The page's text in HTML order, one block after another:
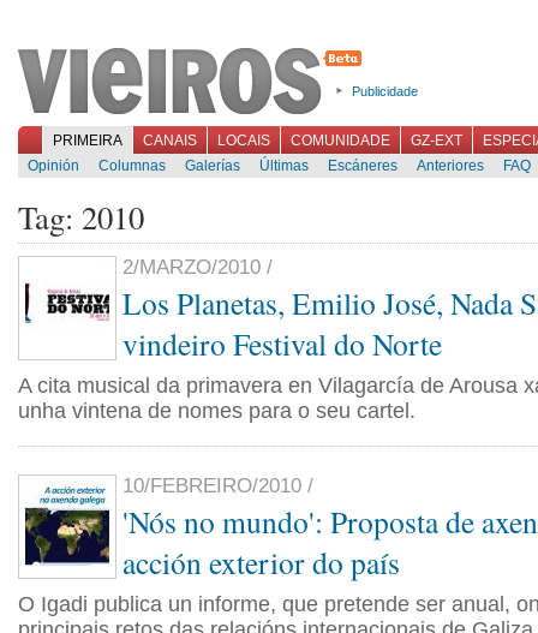
Publicidade
PRIMEIRA CANAIS LOCAIS COMUNIDADE GZ-EXT
Opinión
Columnas Galerías Últimas Escáneres Anteriores FAQ
Tag: 2010
2/MARZO/2010 /
Los Planetas, Emilio José, Nada
vindeiro Festival do Norte
A cita musical da primavera en Vilagarcía de Arousa
unha vintena de nomes para o seu cartel.
10/FEBREIRO/2010 /
'Nós no mundo': Proposta de
acción exterior do país
O Igadi publica un informe, que pretende ser anual,